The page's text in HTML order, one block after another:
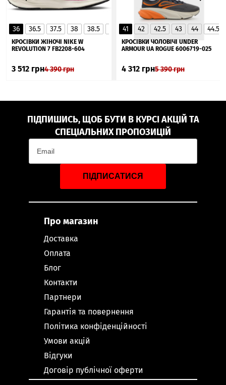
36 36.5 37.5 38 38.5 40 40.5
41
▲
КРОСІВКИ ЖІНОЧІ NIKE W
REVOLUTION 7 FB2208-604
3 512 грн4 390грн
41 42 42.5 43 44 44.5
КРОСІВКИ ЧОЛОВІЧІ UNDER
ARMOUR UA ROGUE 6006719-025
4 312 грн5 390грн
ПІДПИШИСЬ, ЩОБ БУТИ В КУРСІ АКЦІЙ ТА
СПЕЦІАЛЬНИХ ПРОПОЗИЦІЙ
ПІДПИСАТИСЯ
Про магазин
Доставка
Оплата
Блог
Контакти
Партнери
Гарантія та повернення
Політика конфіденційності
Умови акцій
Відгуки
Договір публічної оферти